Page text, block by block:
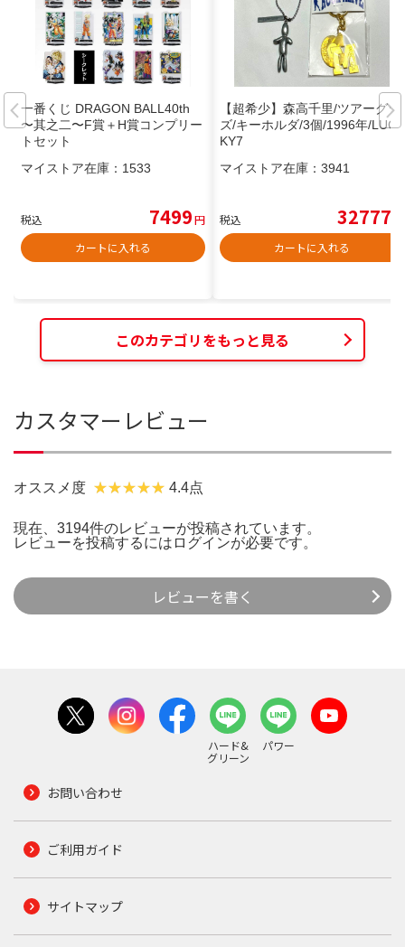
一番くじ DRAGON BALL40th
〜其之二〜F賞＋H賞コンプリー
トセット
マイストア在庫： 1533
税込 7499円
カートに入れる
【超希少】森高千里/ツアーグッ
ズ/キーホルダ/3個/1996年/LUC
KY7
マイストア在庫： 3941
税込 32777
カートに入れる
このカテゴリをもっと見る
カスタマーレビュー
オススメ度 4.4点
現在、3194件のレビューが投稿されています。
レビューを投稿するには ログインが必要です。
レビューを書く
ハード&
グリーン
パワー
お問い合わせ
ご利用ガイド
サイトマップ